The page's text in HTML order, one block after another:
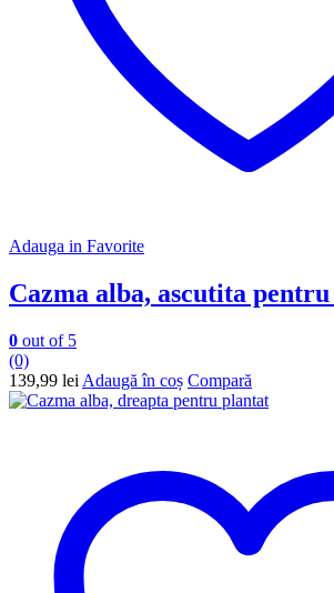
Adauga in Favorite
Cazma alba, ascutita pentru
0 out of 5
(0)
139,99 lei Adaugă în coș Compară